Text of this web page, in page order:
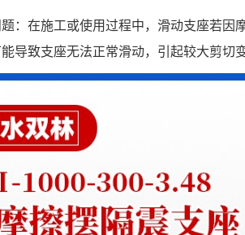
：在施工或使用过程中，滑动支座若因
导致支座无法正常滑动，引起较大剪切